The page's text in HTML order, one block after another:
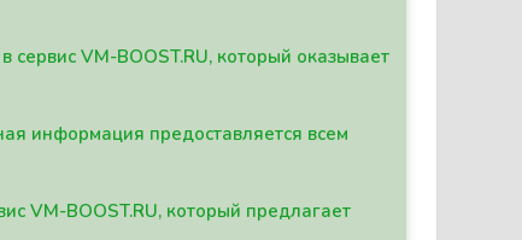
сервис VM-BOOST.RU, который оказывает
информация предоставляется всем
VM-BOOST.RU, который предлагает